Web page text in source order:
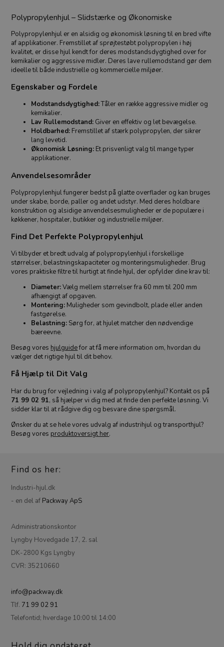
Polypropylenhjul – Slidstærke og Økonomiske
Polypropylenhjul er en alsidig og økonomisk løsning til en bred vifte
af applikationer. Fremstillet af sprøjtestøbt polypropylen i høj
kvalitet, er disse hjul kendt for deres modstandsdygtighed over for
kemikalier og aggressive midler. Deres lave rullemodstand gør dem
ideelle til både industrielle og kommercielle miljøer.
Egenskaber og Fordele
Modstandsdygtighed:Tåler en række aggressive midler og
kemikalier.
Lav Rullemodstand: Giver en effektiv og let bevægelse.
Holdbarhed: Fremstillet af stærk polypropylen, der sikrer
lang levetid.
Økonomisk Løsning: Et prisvenligt valg til mange typer
applikationer.
Anvendelsesområder
Polypropylenhjul fungerer bedst på glatte overflader og kan bruges
under skabe, borde, paller og andet udstyr. Med deres holdbare
konstruktion og alsidige anvendelsesmuligheder er de populære i
køkkener, hospitaler, butikker og industrielle miljøer.
Find Det Perfekte Polypropylenhjul
Vi tilbyder et bredt udvalg af polypropylenhjul i forskellige
størrelser, belastningskapaciteter og monteringsmuligheder. Brug
vores praktiske filtre til hurtigt at finde hjul, der opfylder dine krav til:
Diameter:Vælg mellem størrelser fra 60 mm til 200 mm
afhængigt af opgaven.
Montering: Muligheder som gevindbolt, plade eller anden
fastgørelse.
Belastning: Sørg for, at hjulet matcher den nødvendige
bæreevne.
Besøg vores hjulguidefor at få mere information om, hvordan du
vælger det rigtige hjul til dit behov.
Få Hjælp til Dit Valg
Har du brug for vejledning i valg af polypropylenhjul? Kontakt os på
71 99 02 91, så hjælper vi dig med at finde den perfekte løsning. Vi
sidder klar til at rådgive dig og besvare dine spørgsmål.
Ønsker du at se hele vores udvalg af industrihjul og transporthjul?
Besøg vores produktoversigt her.
Find os her:
Industri-hjul.dk
- en del af Packway ApS
Administrationskontor
Lyngby Hovedgade 17, 2. sal
DK-2800 Kgs Lyngby
CVR: 35210660
info@packway.dk
Tlf. 71 99 02 91
Telefontid; hverdage 10:00 til 14:00